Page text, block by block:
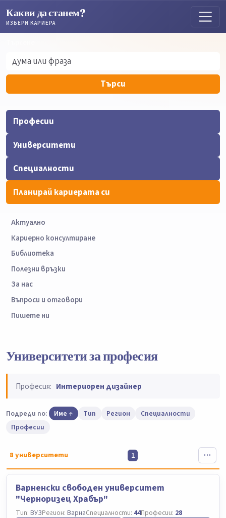
Какви да станем?
ИЗБЕРИ КАРИЕРА
Търси
Професии
Университети
Специалности
Планирай кариерата си
Актуално
Кариерно консултиране
Библиотека
Полезни връзки
За нас
Въпроси и отговори
Пишете ни
Университети за професия
Професия: Интериорен дизайнер
Подреди по: Име Тип Регион
Специалности
Професии
8университети 1
Варненски свободен университет
"Черноризец Храбър"
Тип: ВУЗРегион: ВарнаСпециалности: 44Професии: 28